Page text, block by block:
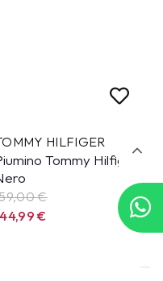
HILFIGER
Tommy Hilfiger
€
€